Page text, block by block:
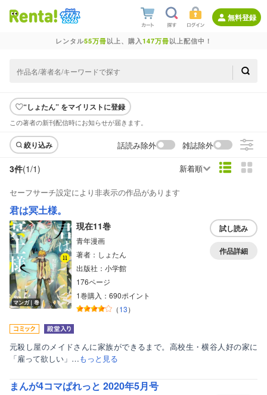
無料登録
レンタル55万冊以上、購入147万冊以上配信中！
“しょたん” をマイリストに登録
この著者の新刊配信時にお知らせが届きます。
絞り込み 話読み除外 雑誌除外
3件(1/1) 新着順
セーフサーチ設定により非表示の作品があります
君は冥土様。
マンガ｜巻
現在11巻
青年漫画
著者：しょたん
出版社：小学館
176ページ
1巻購入：690ポイント
（13）
試し読み
作品詳細
元殺し屋のメイドさんに家族ができるまで。高校生・横谷人好の家に
「雇って欲しい」…もっと見る
まんが4コマぱれっと 2020年5月号